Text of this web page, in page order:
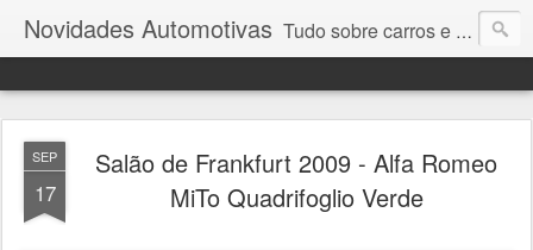
Novidades Automotivas Tudo sobre carros e motores
SEP
17
Salão de Frankfurt 2009 - Alfa Romeo
MiTo Quadrifoglio Verde